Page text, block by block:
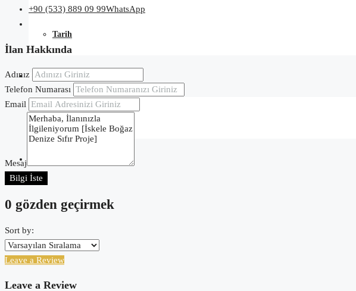
Tarih
Blog
Kuzey Kıbrıs
+90 (533) 889 09 99WhatsApp
İlan Hakkında
Adınız
Telefon Numarası
Email
Mesaj
Bilgi İste
0 gözden geçirmek
Sort by:
Leave a Review
Leave a Review